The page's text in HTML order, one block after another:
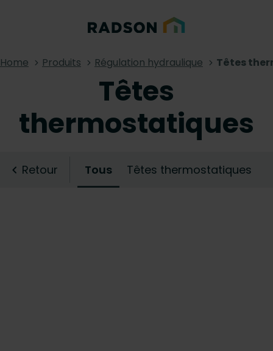
Home Produits Régulation hydraulique Têtes
Têtes
thermostatiques
Retour Tous Têtes thermostatiques